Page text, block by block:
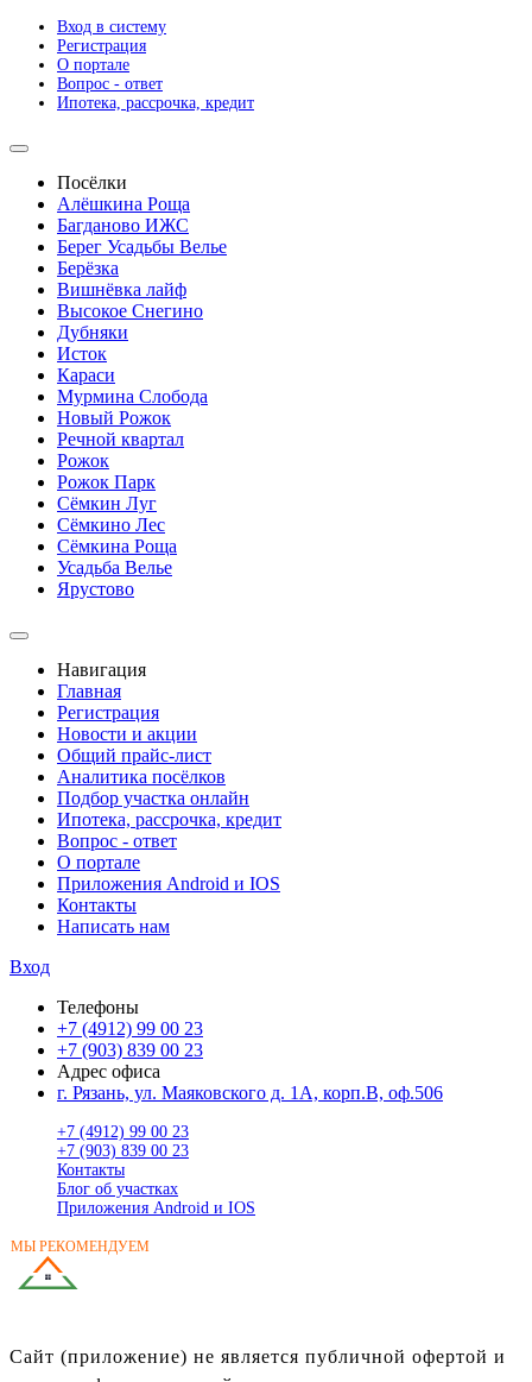
Вход в систему
Регистрация
О портале
Вопрос - ответ
Ипотека, рассрочка, кредит
Посёлки
Алёшкина Роща
Багданово ИЖС
Берег Усадьбы Велье
Берёзка
Вишнёвка лайф
Высокое Снегино
Дубняки
Исток
Караси
Мурмина Слобода
Новый Рожок
Речной квартал
Рожок
Рожок Парк
Сёмкин Луг
Сёмкино Лес
Сёмкина Роща
Усадьба Велье
Ярустово
Навигация
Главная
Регистрация
Новости и акции
Общий прайс-лист
Аналитика посёлков
Подбор участка онлайн
Ипотека, рассрочка, кредит
Вопрос - ответ
О портале
Приложения Android и IOS
Контакты
Написать нам
Вход
Телефоны
+7 (4912) 99 00 23
+7 (903) 839 00 23
Адрес офиса
г. Рязань, ул. Маяковского д. 1А, корп.В, оф.506
+7 (4912) 99 00 23
+7 (903) 839 00 23
Контакты
Блог об участках
Приложения Android и IOS
МЫ РЕКОМЕНДУЕМ
Сайт (приложение) не является публичной офертой и